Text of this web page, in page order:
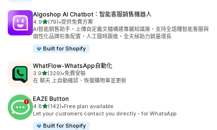
Algoshop AI Chatbot：智能客服銷售機器人
4.9滿分 5 顆星
(79)
共有 79 則評價
•提供免費方案
AI智能銷售助手，上傳自定義文檔構建專屬知識庫，支持全語種智能客服與
個性化品牌形象配置，人工隨時跟進，全天候助力銷量增長
Built for Shopify
WhatFlow‑WhatsApp自動化
3.9滿分 5 顆星
(329)
共有 329 則評價
•免費安裝
在 聊天 上自動確認、恢復購物車並更新
EAZE Button
4.8滿分 5 顆星
(142)
共有 142 則評價
•Free plan available
Let your customers contact you directly - for WhatsApp
Built for Shopify